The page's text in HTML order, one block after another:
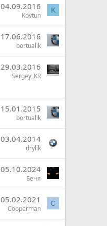
04.09.2016
Kovtun
K
17.06.2016
bortualik
29.03.2016
Sergey_KR
15.01.2015
bortualik
03.04.2014
drylik
05.10.2024
Беня
05.02.2021
Cooperman
C